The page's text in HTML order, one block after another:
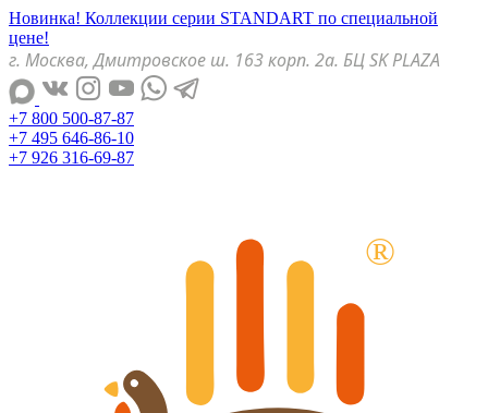
Новинка! Коллекции серии STANDART по специальной
цене!
г. Москва, Дмитровское ш. 163 корп. 2а. БЦ SK PLAZA
+7 800 500-87-87
+7 495 646-86-10
+7 926 316-69-87